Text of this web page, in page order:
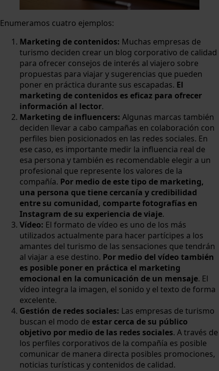
Enumeramos cuatro ejemplos:
Marketing de contenidos: Muchas empresas de
turismo deciden crear un blog corporativo de calidad
para ofrecer consejos de interés al viajero sobre
propuestas para viajar y sugerencias que pueden
poner en práctica durante sus escapadas. El
marketing de contenidos es eficaz para ofrecer
información al lector.
Marketing de influencers: Algunas marcas también
deciden llevar a cabo campañas en colaboración con
perfiles bien posicionados en las redes sociales. En
ese caso, es importante medir la influencia real de
esa persona y también es recomendable elegir a un
profesional que represente los valores de la
compañía. Por medio de este tipo de marketing,
una persona que tiene cercanía y credibilidad
entre su comunidad, comparte fotografías en
Instagram de su experiencia de viaje.
Vídeo: El formato de vídeo es uno de los más
utilizados actualmente para hacer partícipes a los
amantes del turismo de las sensaciones que tendrán
al viajar a ese destino. Por medio del vídeo también
es posible poner en práctica el marketing
emocional en la comunicación de un mensaje. El
vídeo integra la imagen, el sonido y el texto de forma
excelente.
Gestión de redes sociales: Las empresas de turismo
buscan el modo de estar cerca de su público
objetivo por medio de las redes sociales. A través de
los perfiles corporativos de la compañía es posible
comunicar de manera directa posibles promociones,
noticias turísticas y contenidos de calidad.